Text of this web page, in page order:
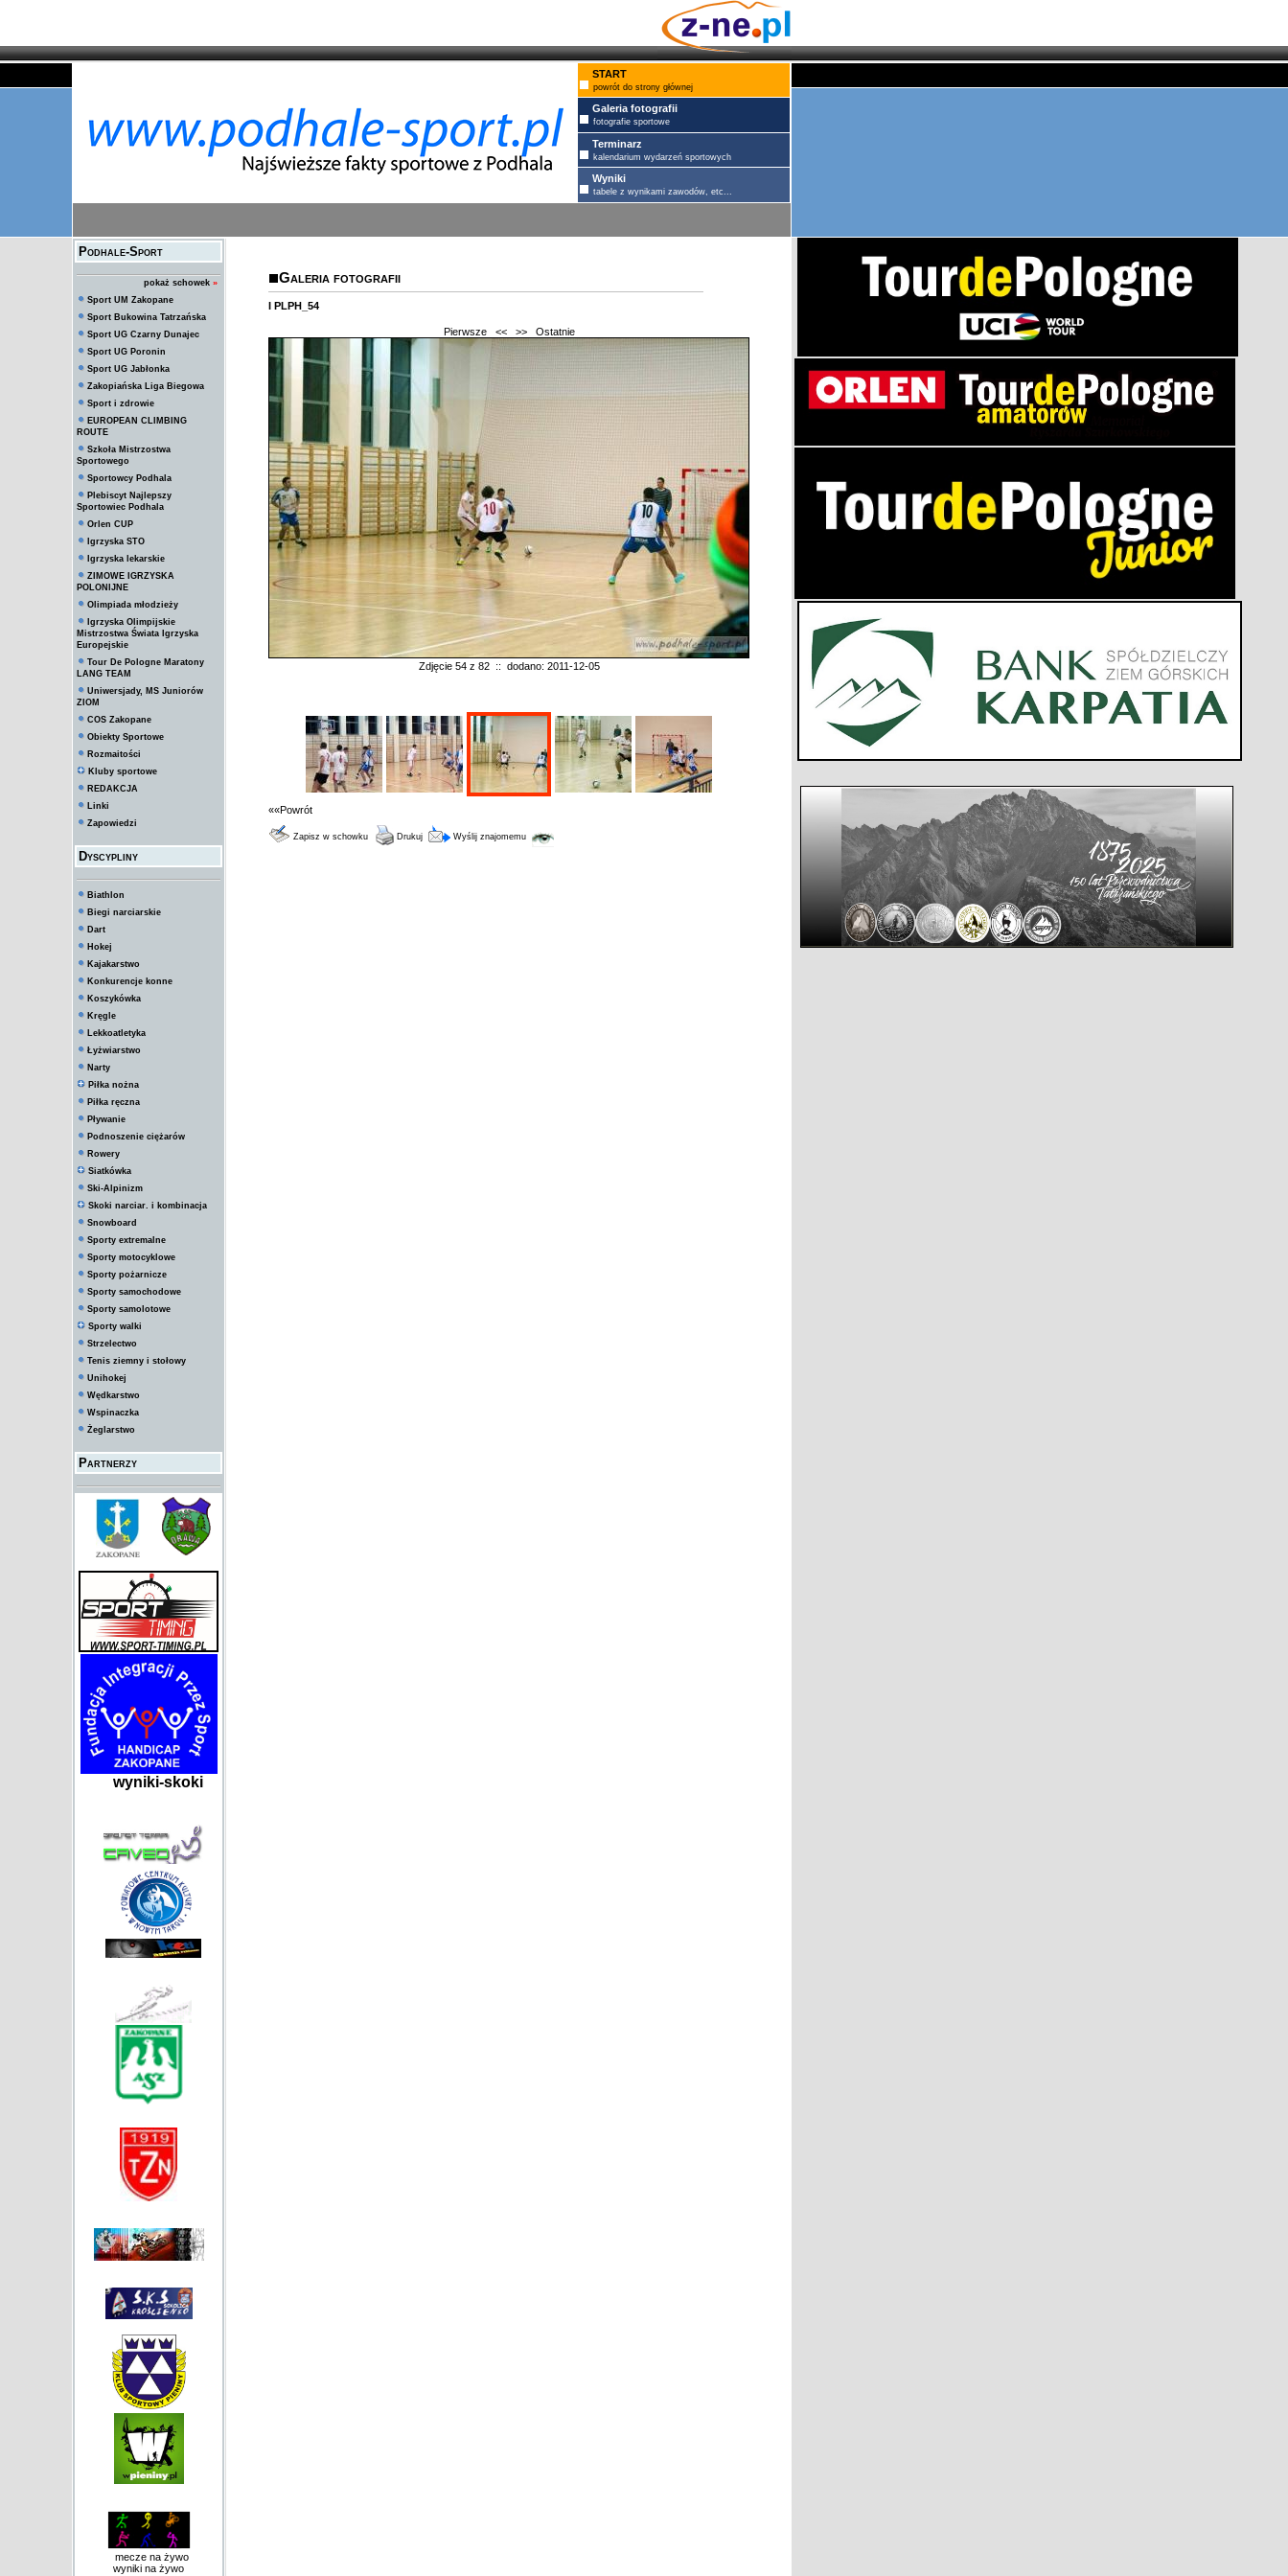
START
powrót do strony głównej
Galeria fotografii
fotografie sportowe
Terminarz
kalendarium wydarzeń sportowych
Wyniki
tabele z wynikami zawodów, etc...
Podhale-Sport
pokaż schowek »
Sport UM Zakopane
Sport Bukowina Tatrzańska
Sport UG Czarny Dunajec
Sport UG Poronin
Sport UG Jabłonka
Zakopiańska Liga Biegowa
Sport i zdrowie
EUROPEAN CLIMBING
ROUTE
Szkoła Mistrzostwa
Sportowego
Sportowcy Podhala
Plebiscyt Najlepszy
Sportowiec Podhala
Orlen CUP
Igrzyska STO
Igrzyska lekarskie
ZIMOWE IGRZYSKA
POLONIJNE
Olimpiada młodzieży
Igrzyska Olimpijskie
Mistrzostwa Świata Igrzyska
Europejskie
Tour De Pologne Maratony
LANG TEAM
Uniwersjady, MS Juniorów
ZIOM
COS Zakopane
Obiekty Sportowe
Rozmaitości
Kluby sportowe
REDAKCJA
Linki
Zapowiedzi
Dyscypliny
Biathlon
Biegi narciarskie
Dart
Hokej
Kajakarstwo
Konkurencje konne
Koszykówka
Kręgle
Lekkoatletyka
Łyżwiarstwo
Narty
Piłka nożna
Piłka ręczna
Pływanie
Podnoszenie ciężarów
Rowery
Siatkówka
Ski-Alpinizm
Skoki narciar. i kombinacja
Snowboard
Sporty extremalne
Sporty motocyklowe
Sporty pożarnicze
Sporty samochodowe
Sporty samolotowe
Sporty walki
Strzelectwo
Tenis ziemny i stołowy
Unihokej
Wędkarstwo
Wspinaczka
Żeglarstwo
Partnerzy
wyniki-skoki
mecze na żywo
wyniki na żywo
Galeria fotografii
I PLPH_54
Pierwsze << >> Ostatnie
Zdjęcie 54 z 82 :: dodano: 2011-12-05
««Powrót
Zapisz w schowku Drukuj Wyślij znajomemu